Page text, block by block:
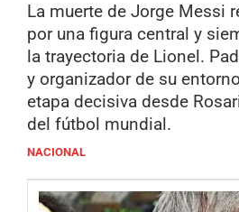
La muerte de Jorge Messi
por una figura central y
la trayectoria de Lionel.
y organizador de su
etapa decisiva desde
del fútbol mundial.
NACIONAL